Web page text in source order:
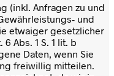
(inkl. Anfragen zu und
und
etwaiger gesetzlicher
Abs. 1 S. 1 lit. b
Daten, wenn Sie
freiwillig mitteilen.